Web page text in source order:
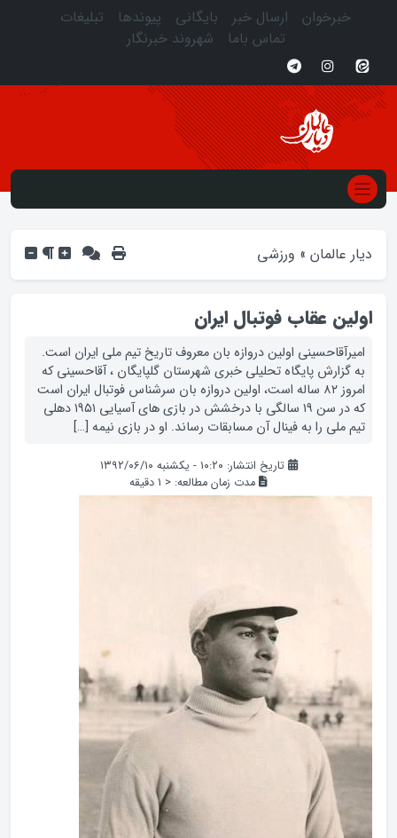
خبرخوان ارسال خبر بایگانی پیوندها
تبلیغات
تماس باما
شهروند خبرنگار
دیار عالمان » ورزشی
اولین عقاب فوتبال ایران‎
امیرآقاحسینی اولین دروازه بان معروف تاریخ تیم ملی ایران است.
به گزارش پایگاه تحلیلی خبری شهرستان گلپایگان ، آقاحسینی که
امروز ۸۲ ساله است، اولین دروازه بان سرشناس فوتبال ایران است
که در سن ۱۹ سالگی با درخشش در بازی های آسیایی ۱۹۵۱ دهلی
تیم ملی را به فینال آن مسابقات رساند. او در بازی نیمه […]
تاریخ انتشار: ۱۰:۲۰ - یکشنبه ۱۳۹۲/۰۶/۱۰
مدت زمان مطالعه: < 1 دقیقه